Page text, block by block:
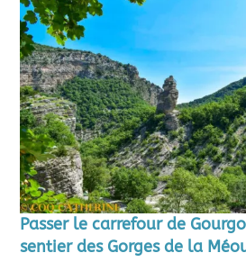
Passer le carrefour de
sentier des Gorges de la